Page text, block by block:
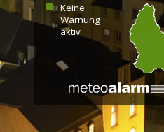
Keine
Warnung
aktiv